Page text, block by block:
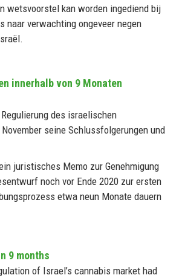
wetsvoorstel kan worden ingediend bij
naar verwachting ongeveer negen
innerhalb von 9 Monaten
des israelischen
seine Schlussfolgerungen und
juristisches Memo zur Genehmigung
noch vor Ende 2020 zur ersten
etwa neun Monate dauern
9 months
of Israel’s cannabis market had